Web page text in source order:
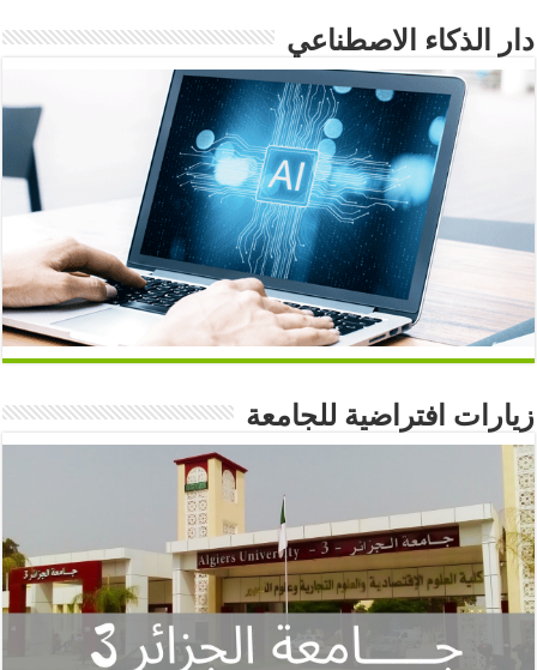
دار الذكاء الاصطناعي
زيارات افتراضية للجامعة